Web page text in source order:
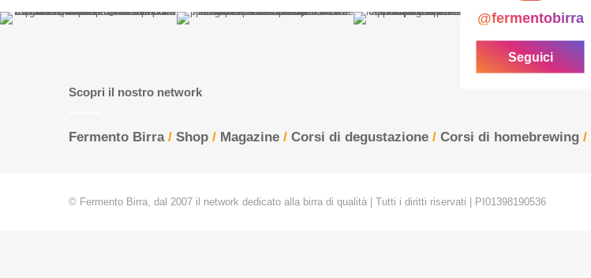
@fermentobirra
Seguici
Scopri il nostro network
Fermento Birra/ Shop / Magazine / Corsi di degustazione / Corsi di homebrewing /
© Fermento Birra, dal 2007 il network dedicato alla birra di qualità | Tutti i diritti riservati | PI01398190536